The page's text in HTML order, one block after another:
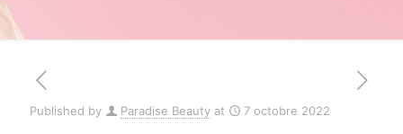
Published by Paradise Beauty at 7 octobre 2022